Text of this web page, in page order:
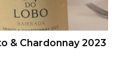
& Chardonnay 2023